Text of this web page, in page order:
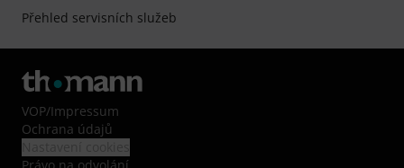
Přehled servisních služeb
VOP/Impressum
Ochrana údajů